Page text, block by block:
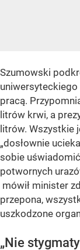
Szumowski
uniwersyteckiego
pracą.
litrów krwi, a
litrów. Wszystkie
„dosłownie
sobie
potwornych
mówił minister
przepona,
uszkodzone
„Nie